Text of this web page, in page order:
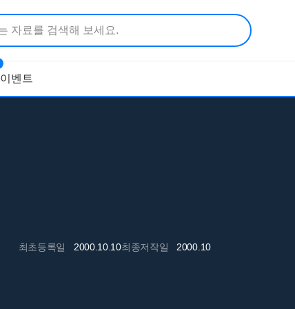
이벤트
최초등록일 2000.10.10최종저작일 2000.10